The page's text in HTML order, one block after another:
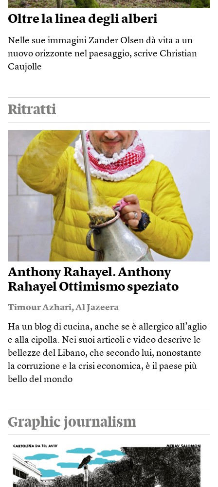
Oltre la linea degli alberi
Nelle sue immagini Zander Olsen dà vita a un
nuovo orizzonte nel paesaggio, scrive Christian
Caujolle
Ritratti
Anthony Rahayel. Anthony
Rahayel Ottimismo speziato
Timour Azhari,Al Jazeera
Ha un blog di cucina, anche se è allergico all’aglio
e alla cipolla. Nei suoi articoli e video descrive le
bellezze del Libano, che secondo lui, nonostante
la corruzione e la crisi economica, è il paese più
bello del mondo
Graphic journalism